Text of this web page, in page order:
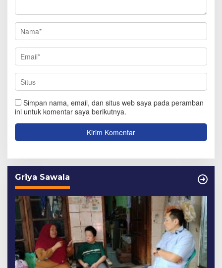
Simpan nama, email, dan situs web saya pada peramban
ini untuk komentar saya berikutnya.
Griya Sawala